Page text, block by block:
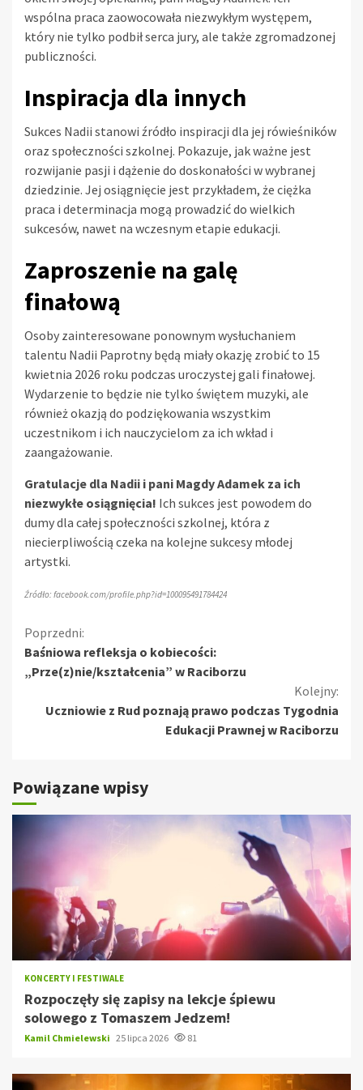
wspólna praca zaowocowała niezwykłym występem,
który nie tylko podbił serca jury, ale także zgromadzonej
publiczności.
Inspiracja dla innych
Sukces Nadii stanowi źródło inspiracji dla jej rówieśników
oraz społeczności szkolnej. Pokazuje, jak ważne jest
rozwijanie pasji i dążenie do doskonałości w wybranej
dziedzinie. Jej osiągnięcie jest przykładem, że ciężka
praca i determinacja mogą prowadzić do wielkich
sukcesów, nawet na wczesnym etapie edukacji.
Zaproszenie na galę
finałową
Osoby zainteresowane ponownym wysłuchaniem
talentu Nadii Paprotny będą miały okazję zrobić to 15
kwietnia 2026 roku podczas uroczystej gali finałowej.
Wydarzenie to będzie nie tylko świętem muzyki, ale
również okazją do podziękowania wszystkim
uczestnikom i ich nauczycielom za ich wkład i
zaangażowanie.
Gratulacje dla Nadii i pani Magdy Adamek za ich
niezwykłe osiągnięcia! Ich sukces jest powodem do
dumy dla całej społeczności szkolnej, która z
niecierpliwością czeka na kolejne sukcesy młodej
artystki.
Źródło: facebook.com/profile.php?id=100095491784424
Kontynuuj
czytanie
Poprzedni:
Baśniowa refleksja o kobiecości:
„Prze(z)nie/kształcenia” w Raciborzu
Kolejny:
Uczniowie z Rud poznają prawo podczas Tygodnia
Edukacji Prawnej w Raciborzu
Powiązane wpisy
KONCERTY I FESTIWALE
Rozpoczęły się zapisy na lekcje śpiewu
solowego z Tomaszem Jedzem!
Kamil Chmielewski 25 lipca 2026 81